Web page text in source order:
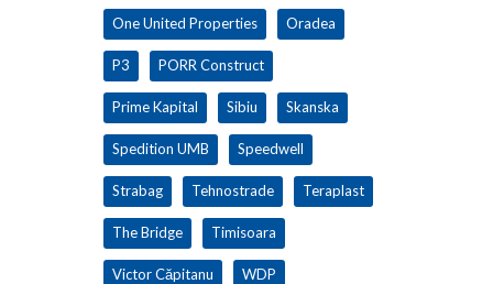
One United Properties Oradea
P3 PORR Construct
Prime Kapital Sibiu Skanska
Spedition UMB Speedwell
Strabag Tehnostrade Teraplast
The Bridge Timisoara
Victor Căpitanu WDP